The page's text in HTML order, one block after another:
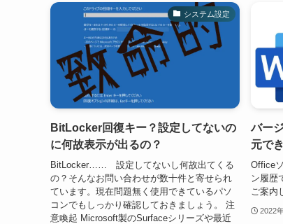
システム設定
BitLocker回復キー？設定してないの
に何故表示が出るの？
BitLocker…… 設定してないし何故出てくる
の？そんなお問い合わせが数十件と寄せられ
ています。現在問題無く使用できているパソ
コンでもしっかり確認しておきましょう。 注
意喚起 Microsoft製のSurfaceシリーズや最近
バー
元で
Office
ン履歴
ご案内
2022